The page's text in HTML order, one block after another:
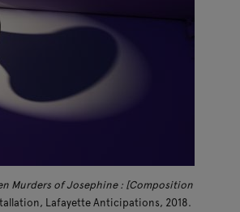
Murders of Josephine : [Composition
Lafayette Anticipations, 2018.